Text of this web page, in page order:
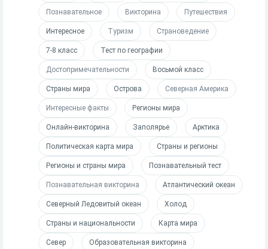
Познавательное Викторина Путешествия
Интересное Туризм Страноведение
7-8 класс Тест по географии
Достопримечательности Восьмой класс
Страны мира Острова Северная Америка
Интересные факты Регионы мира
Онлайн-викторина Заполярье Арктика
Политическая карта мира Страны и регионы
Регионы и страны мира Познавательный тест
Познавательная викторина Атлантический океан
Северный Ледовитый океан Холод
Страны и национальности Карта мира
Север Образовательная викторина